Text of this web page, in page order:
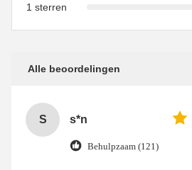
1 sterren
Alle beoordelingen
S s*n
Behulpzaam (121)